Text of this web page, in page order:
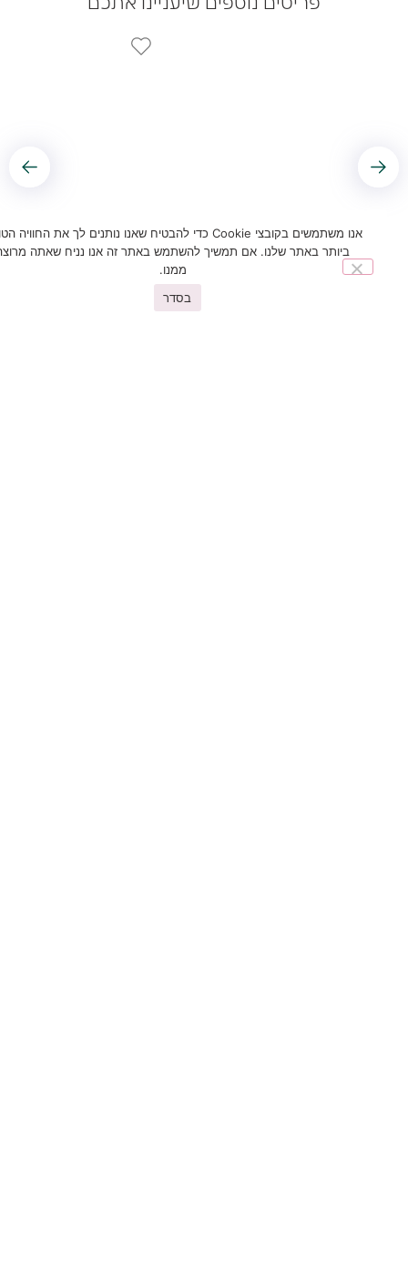
4,680.00
₪
2,680.00
₪
אנו משתמשים בקובצי Cookie כדי להבטיח שאנו נותנים לך את החוויה הטובה
ביותר באתר שלנו. אם תמשיך להשתמש באתר זה אנו נניח שאתה מרוצה
ממנו.
בסדר